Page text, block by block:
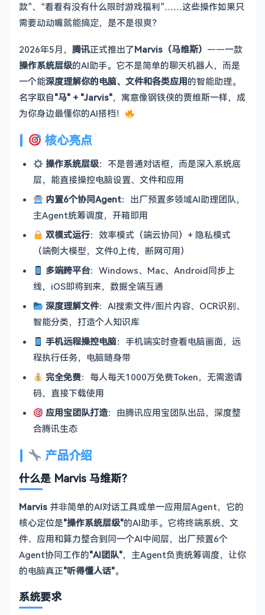
款”、“看看有没有什么限时游戏福利”……这些操作如果只
需要动动嘴就能搞定，是不是很爽？
2026年5月， 腾讯正式推出了Marvis（马维斯） ——一款
操作系统层级的AI助手。它不是简单的聊天机器人，而是
一个能深度理解你的电脑、文件和各类应用的智能助理。
名字取自"马" + "Jarvis"，寓意像钢铁侠的贾维斯一样，成
为你身边最懂你的AI搭档！
核心亮点
操作系统层级：不是普通对话框，而是深入系统底
层，能直接操控电脑设置、文件和应用
内置6个协同Agent：出厂预置多领域AI助理团队，
主Agent统筹调度，开箱即用
双模式运行：效率模式（端云协同）+ 隐私模式
（端侧大模型，文件0上传，断网可用）
多端跨平台：Windows、Mac、Android同步上
线，iOS即将到来，数据全端互通
深度理解文件：AI搜索文件/图片内容、OCR识别、
智能分类，打造个人知识库
手机远程操控电脑：手机端实时查看电脑画面，远
程执行任务，电脑随身带
完全免费：每人每天1000万免费Token，无需邀请
码，直接下载使用
应用宝团队打造：由腾讯应用宝团队出品，深度整
合腾讯生态
产品介绍
什么是 Marvis 马维斯？
Marvis 并非简单的AI对话工具或单一应用层Agent，它的
核心定位是"操作系统层级"的AI助手。它将终端系统、文
件、应用和算力整合到同一个AI中间层，出厂预置6个
Agent协同工作的"AI团队"，主Agent负责统筹调度，让你
的电脑真正"听得懂人话"。
系统要求